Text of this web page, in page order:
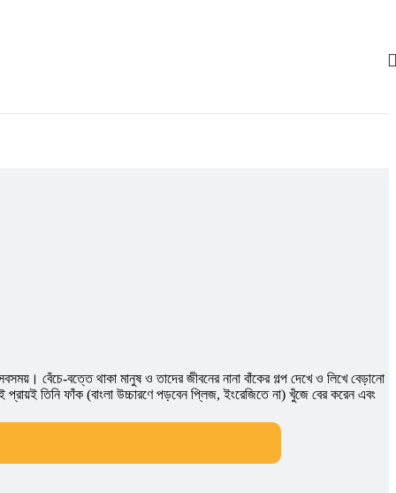
বেঁচে-বত্তে থাকা মানুষ ও তাদের জীবনের নানা বাঁকের গল্প দেখে ও লিখে বেড়ানো
প্রায়ই তিনি ফাঁক (বাংলা উচ্চারণে পড়বেন প্লিজ, ইংরেজিতে না) খুঁজে বের করেন এবং